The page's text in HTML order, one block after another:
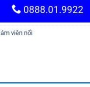
0888.01.9922
viên nổi